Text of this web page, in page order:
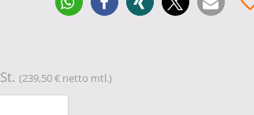
(239,50 € netto mtl.)